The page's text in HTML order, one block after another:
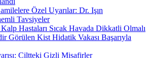
Özel Uyarılar: Dr. Işın
Tavsiyeler
Hastaları Sıcak Havada Dikkatli Olmalı
Görülen Kist Hidatik Vakası Başarıyla
Ciltteki Gizli Misafirler